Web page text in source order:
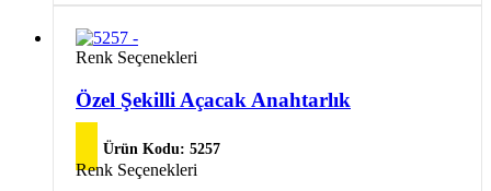
seçilebilir
birden
fazla
varyasyonu
var.
Seçenekler
ürün
sayfasından
seçilebilir
Bu
birden
fazla
varyasyonu
Seçenekler
Renk Seçenekleri
Özel Şekilli Açacak Anahtarlık
Ürün Kodu: 5257
Bu
Renk Seçenekleri